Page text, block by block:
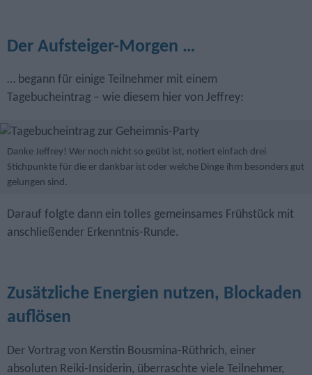
Der Aufsteiger-Morgen …
… begann für einige Teilnehmer mit einem
Tagebucheintrag – wie diesem hier von Jeffrey:
Danke Jeffrey! Wer noch nicht so geübt ist, notiert einfach drei
Stichpunkte für die er dankbar ist oder welche Dinge ihm besonders gut
gelungen sind.
Darauf folgte dann ein tolles gemeinsames Frühstück mit
anschließender Erkenntnis-Runde.
Zusätzliche Energien nutzen, Blockaden
auflösen
Der Vortrag von Kerstin Bousmina-Rüthrich, einer
absoluten Reiki-Insiderin, überraschte viele Teilnehmer,